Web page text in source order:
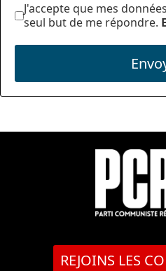
J'accepte que mes
seul but de me répondre.
REJOINS LES